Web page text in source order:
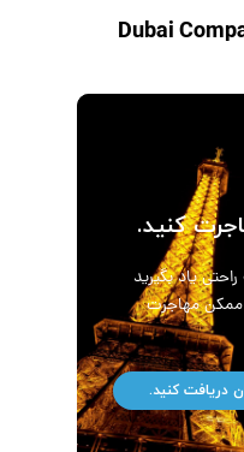
کنید.
یاد بگیرید
ممکن مهاجرت
دریافت کنید.